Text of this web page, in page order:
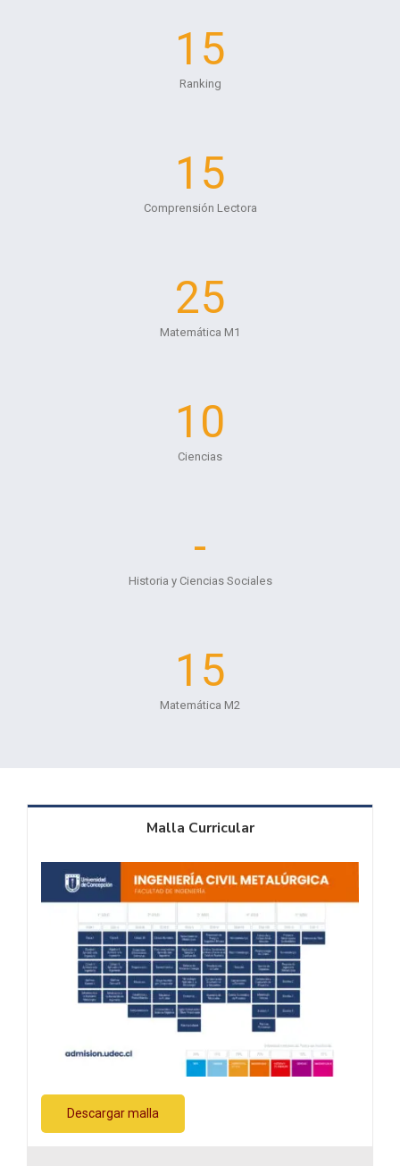
15
Ranking
15
Comprensión Lectora
25
Matemática M1
10
Ciencias
-
Historia y Ciencias Sociales
15
Matemática M2
Malla Curricular
Descargar malla